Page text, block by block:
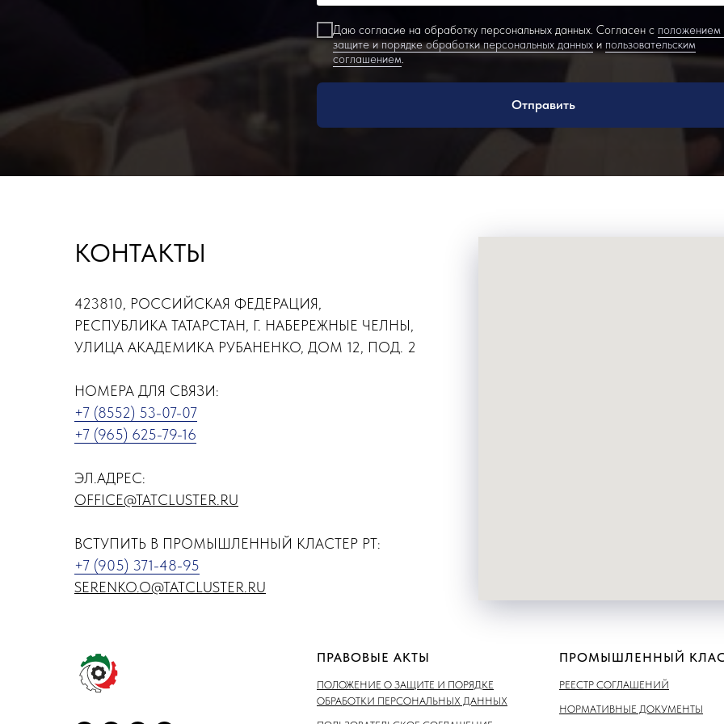
Даю согласие на обработку персональных данных. Согласен с положением
защите и порядке обработки персональных данных и пользовательским
соглашением.
Отправить
КОНТАКТЫ
423810, РОССИЙСКАЯ ФЕДЕРАЦИЯ,
РЕСПУБЛИКА ТАТАРСТАН, Г. НАБЕРЕЖНЫЕ ЧЕЛНЫ,
УЛИЦА АКАДЕМИКА РУБАНЕНКО, ДОМ 12, ПОД. 2
НОМЕРА ДЛЯ СВЯЗИ:
+7 (8552) 53-07-07
+7 (965) 625-79-16
ЭЛ.АДРЕС:
OFFICE@TATCLUSTER.RU
ВСТУПИТЬ В ПРОМЫШЛЕННЫЙ КЛАСТЕР РТ:
+7 (905) 371-48-95
SERENKO.O@TATCLUSTER.RU
ПРАВОВЫЕ АКТЫ
ПОЛОЖЕНИЕ О ЗАЩИТЕ И ПОРЯДКЕ
ОБРАБОТКИ ПЕРСОНАЛЬНЫХ ДАННЫХ
ПРОМЫШЛЕННЫЙ
РЕЕСТР СОГЛАШЕНИЙ
НОРМАТИВНЫЕ ДОКУМЕНТЫ